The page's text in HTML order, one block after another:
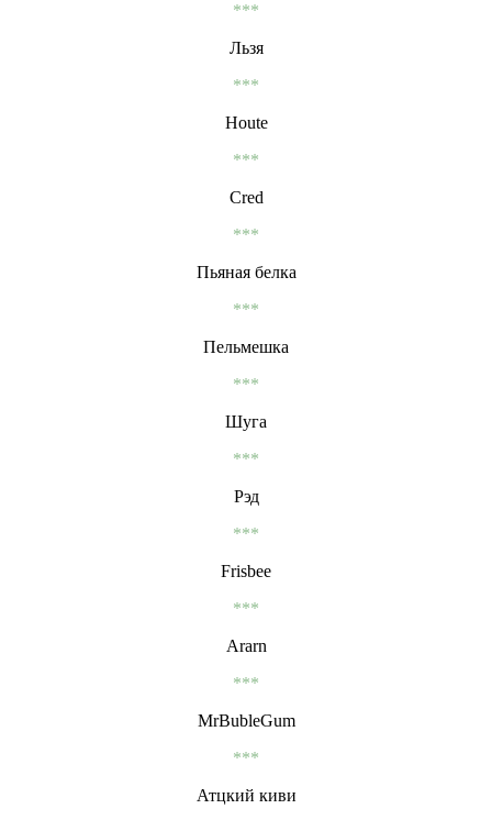
***
Льзя
***
Houte
***
Cred
***
Пьяная белка
***
Пельмешка
***
Шуга
***
Рэд
***
Frisbee
***
Ararn
***
MrBubleGum
***
Атцкий киви